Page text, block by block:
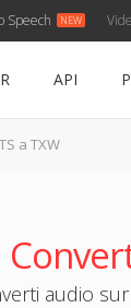
Speech
API
a TXW
audio